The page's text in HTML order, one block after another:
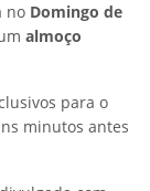
no Domingo de
almoço
para o
minutos antes